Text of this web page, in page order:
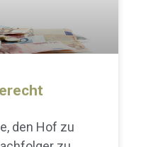
den Hof zu